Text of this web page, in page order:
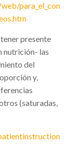
para_el_con
presente
nutrición- las
del
y,
(saturadas,